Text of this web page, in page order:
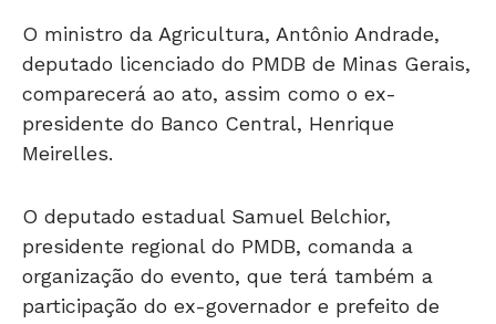
O ministro da Agricultura, Antônio Andrade,
deputado licenciado do PMDB de Minas Gerais,
comparecerá ao ato, assim como o ex-
presidente do Banco Central, Henrique
Meirelles.
O deputado estadual Samuel Belchior,
presidente regional do PMDB, comanda a
organização do evento, que terá também a
participação do ex-governador e prefeito de